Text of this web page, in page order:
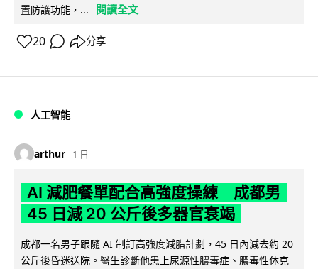
置防護功能，...
閱讀全文
20 分享
人工智能
arthur 1 日
AI 減肥餐單配合高強度操練 成都男
45 日減 20 公斤後多器官衰竭
成都一名男子跟隨 AI 制訂高強度減脂計劃，45 日內減去約 20
公斤後昏迷送院。醫生診斷他患上尿源性膿毒症、膿毒性休克